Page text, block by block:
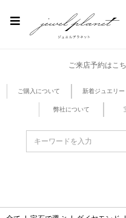
ご来店予約はこ
ご購入について 新着ジュエリー
弊社について